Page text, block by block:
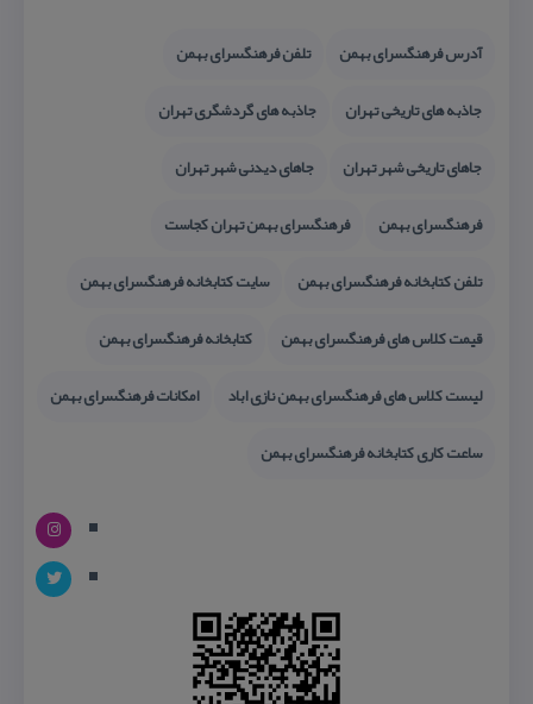
آدرس فرهنگسرای بهمن
تلفن فرهنگسرای بهمن
جاذبه های تاریخی تهران
جاذبه های گردشگری تهران
جاهای تاریخی شهر تهران
جاهای دیدنی شهر تهران
فرهنگسرای بهمن
فرهنگسرای بهمن تهران كجاست
تلفن كتابخانه فرهنگسرای بهمن
سایت كتابخانه فرهنگسرای بهمن
قیمت كلاس های فرهنگسرای بهمن
كتابخانه فرهنگسرای بهمن
لیست كلاس های فرهنگسرای بهمن نازی اباد
امكانات فرهنگسرای بهمن
ساعت كاری كتابخانه فرهنگسرای بهمن